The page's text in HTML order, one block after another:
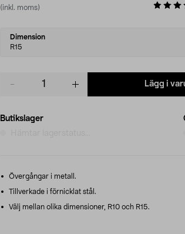
(inkl. moms)
Select
variant
Dimension
R15
Lägg i
Butikslager
Övergångar i metall.
Tillverkade i förnicklat stål.
Välj mellan olika dimensioner, R10 och R15.